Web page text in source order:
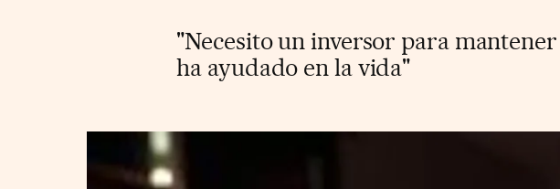
"Necesito un inversor para
ha ayudado en la vida"